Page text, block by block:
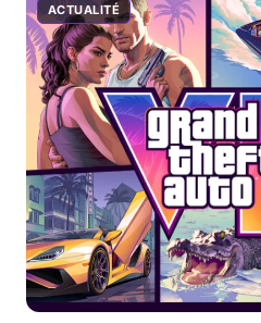
ACTUALITÉ